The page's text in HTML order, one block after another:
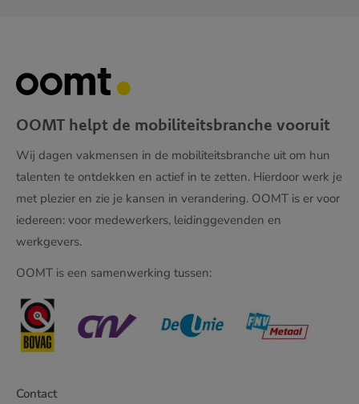
OOMT helpt de mobiliteitsbranche vooruit
Wij dagen vakmensen in de mobiliteitsbranche uit om hun
talenten te ontdekken en actief in te zetten. Hierdoor werk je
met plezier en zie je kansen in verandering. OOMT is er voor
iedereen: voor medewerkers, leidinggevenden en
werkgevers.
OOMT is een samenwerking tussen:
Contact